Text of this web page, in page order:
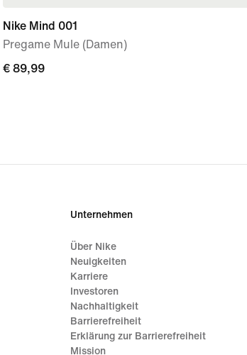
Nike Mind 001
Pregame Mule (Damen)
€ 89,99
€ 89,99
Unternehmen
Über Nike
Neuigkeiten
Karriere
Investoren
Nachhaltigkeit
Barrierefreiheit
Erklärung zur Barrierefreiheit
Mission